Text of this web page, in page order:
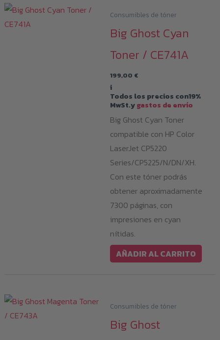
Consumibles de tóner
Big Ghost Cyan
Toner / CE741A
199,00 €
i
Todos los precios con19%
MwSt.ygastos de envío
Big Ghost Cyan Toner
compatible con HP Color
LaserJet CP5220
Series/CP5225/N/DN/XH.
Con este tóner podrás
obtener aproximadamente
7300 páginas, con
impresiones en cyan
nítidas.
AÑADIR AL CARRITO
Consumibles de tóner
Big Ghost